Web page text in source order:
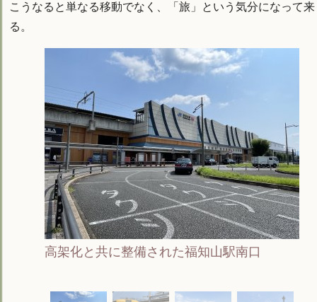
こうなると単なる移動でなく、「旅」という気分になって来
る。
高架化と共に整備された福知山駅南口